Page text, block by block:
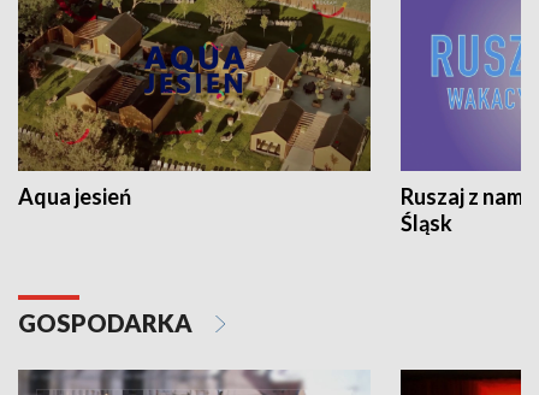
Aqua jesień
Ruszaj z
Śląsk
GOSPODARKA